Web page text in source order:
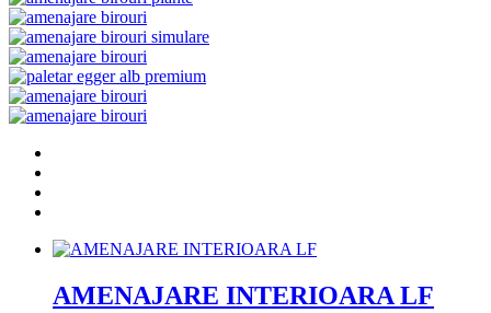
AMENAJARE INTERIOARA LF